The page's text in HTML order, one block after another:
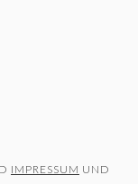
IMPRESSUM UND